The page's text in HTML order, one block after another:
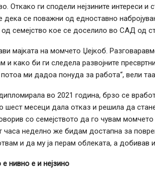
Откако ги сподели нејзините интереси
дека се поважни од едноставно
семејство кое се доселило во САД од
мајката на момчето Џејкоб.
и како би ги следела развојните
ми дадоа понуда за работа“, вели
во 2021 година, брзо се
шест месеци дала отказ и решила да
со семејството да го чувам
часа неделно же бидам достапна за
и да му ја перам облеката, а добивав
нивно е и нејзино